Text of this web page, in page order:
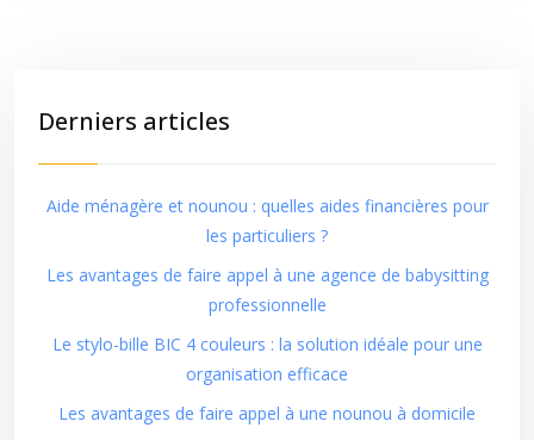
Derniers articles
Aide ménagère et nounou : quelles aides financières pour
les particuliers ?
Les avantages de faire appel à une agence de babysitting
professionnelle
Le stylo-bille BIC 4 couleurs : la solution idéale pour une
organisation efficace
Les avantages de faire appel à une nounou à domicile